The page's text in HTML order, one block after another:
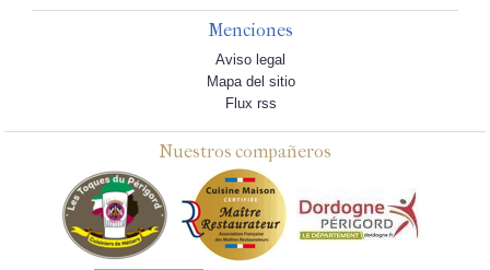
Menciones
Aviso legal
Mapa del sitio
Flux rss
Nuestros compañeros